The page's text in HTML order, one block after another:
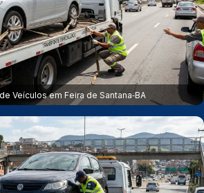
Veículos em Feira de Santana‑BA